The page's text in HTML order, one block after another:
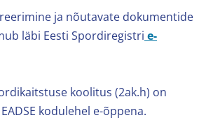
ja nõutavate dokumentide
läbi Eesti Spordiregistri e-
koolitus (2ak.h) on
kodulehel e-õppena.